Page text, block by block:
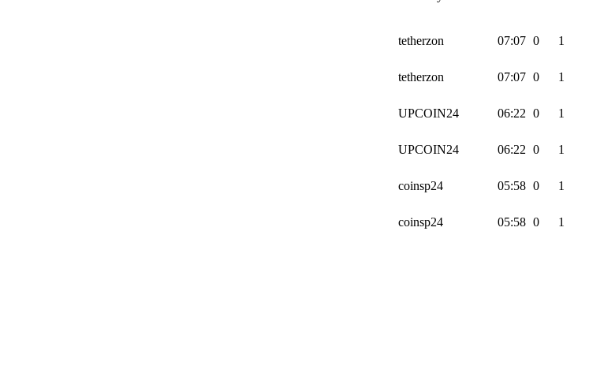
tetherzon 07:07 0 1
tetherzon 07:07 0 1
UPCOIN24 06:22 0 1
UPCOIN24 06:22 0 1
coinsp24 05:58 0 1
coinsp24 05:58 0 1